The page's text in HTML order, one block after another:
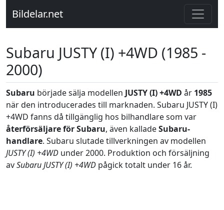
Bildelar.net
Subaru JUSTY (I) +4WD (1985 -
2000)
Subaru började sälja modellen JUSTY (I) +4WD år 1985
när den introducerades till marknaden. Subaru JUSTY (I)
+4WD fanns då tillgänglig hos bilhandlare som var
återförsäljare för Subaru, även kalladeSubaru-
handlare. Subaru slutade tillverkningen av modellen
JUSTY (I) +4WD under 2000. Produktion och försäljning
avSubaru JUSTY (I) +4WD pågick totalt under 16 år.